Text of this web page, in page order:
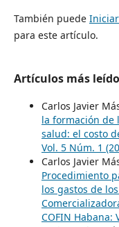
También puede
para este artículo.
Artículos más
Carlos Javier
la formación de
salud: el costo
Vol. 5 Núm. 1
Carlos Javier
Procedimiento
los gastos de
COFIN Habana: